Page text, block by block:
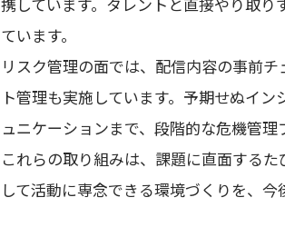
ています。
リスク管理の面では、配信内容の事前
ト管理も実施しています。予期せぬイ
ュニケーションまで、段階的な危機管理
これらの取り組みは、課題に直面する
して活動に専念できる環境づくりを、今